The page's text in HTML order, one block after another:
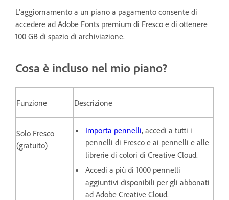
L'aggiornamento a un piano a pagamento consente di
accedere ad Adobe Fonts premium di Fresco e di ottenere
100 GB di spazio di archiviazione.
Cosa è incluso nel mio piano?
Funzione Descrizione
Solo Fresco
(gratuito)
Importa pennelli, accedi a tutti i
pennelli di Fresco e ai pennelli e alle
librerie di colori di Creative Cloud.
Accedi a più di 1000 pennelli
aggiuntivi disponibili per gli abbonati
ad Adobe Creative Cloud.